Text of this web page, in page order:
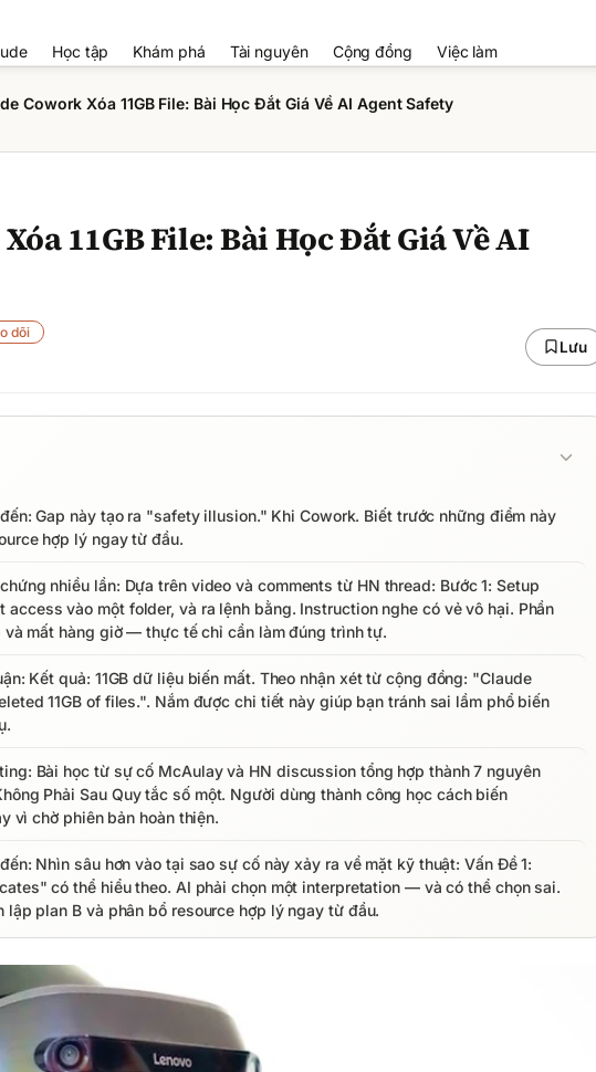
Học tập Khám phá Tài nguyên Cộng đồng Việc làm
Cowork Xóa 11GB File: Bài Học Đắt Giá Về AI Agent Safety
11GB File: Bài Học Đắt Giá Về AI
dõi
Lưu
Gap này tạo ra "safety illusion." Khi Cowork. Biết trước những điểm này
hợp lý ngay từ đầu.
nhiều lần: Dựa trên video và comments từ HN thread: Bước 1: Setup
access vào một folder, và ra lệnh bằng. Instruction nghe có vẻ vô hại. Phần
mất hàng giờ — thực tế chỉ cần làm đúng trình tự.
Kết quả: 11GB dữ liệu biến mất. Theo nhận xét từ cộng đồng: "Claude
11GB of files.". Nắm được chi tiết này giúp bạn tránh sai lầm phổ biến
Bài học từ sự cố McAulay và HN discussion tổng hợp thành 7 nguyên
Phải Sau Quy tắc số một. Người dùng thành công học cách biến
vì chờ phiên bản hoàn thiện.
Nhìn sâu hơn vào tại sao sự cố này xảy ra về mặt kỹ thuật: Vấn Đề 1:
có thể hiểu theo. AI phải chọn một interpretation — và có thể chọn sai.
plan B và phân bổ resource hợp lý ngay từ đầu.